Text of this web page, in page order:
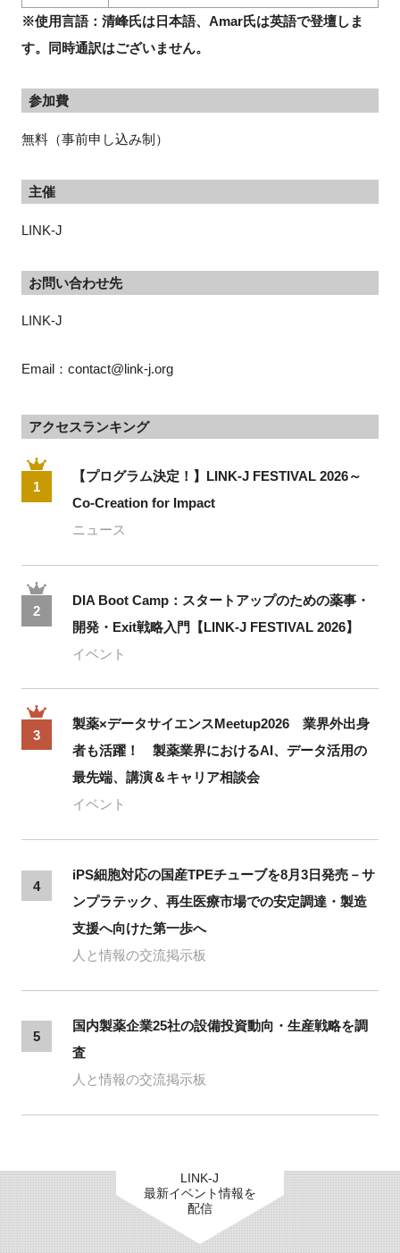
※使用言語：清峰氏は日本語、Amar氏は英語で登壇しま
す。同時通訳はございません。
参加費
無料（事前申し込み制）
主催
LINK-J
お問い合わせ先
LINK-J
Email：contact@link-j.org
アクセスランキング
1
【プログラム決定！】LINK-J FESTIVAL 2026～
Co-Creation for Impact
ニュース
2
DIA Boot Camp：スタートアップのための薬事・
開発・Exit戦略入門【LINK-J FESTIVAL 2026】
イベント
3
製薬×データサイエンスMeetup2026 業界外出身
者も活躍！ 製薬業界におけるAI、データ活用の
最先端、講演＆キャリア相談会
イベント
4
iPS細胞対応の国産TPEチューブを8月3日発売－サ
ンプラテック、再生医療市場での安定調達・製造
支援へ向けた第一歩へ
人と情報の交流掲示板
5
国内製薬企業25社の設備投資動向・生産戦略を調
査
人と情報の交流掲示板
LINK-J
最新イベント情報を
配信